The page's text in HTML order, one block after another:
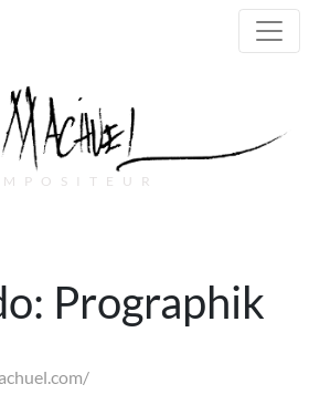
Prographik